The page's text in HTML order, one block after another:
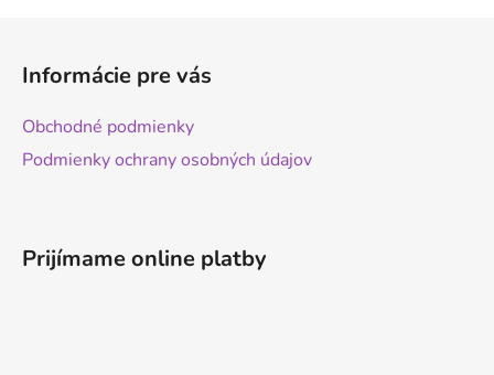
Informácie pre vás
Obchodné podmienky
Podmienky ochrany osobných údajov
Prijímame online platby